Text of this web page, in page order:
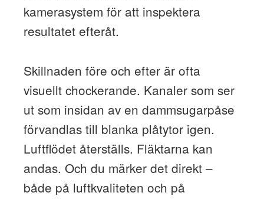
kamerasystem för att inspektera
resultatet efteråt.
Skillnaden före och efter är ofta
visuellt chockerande. Kanaler som ser
ut som insidan av en dammsugarpåse
förvandlas till blanka plåtytor igen.
Luftflödet återställs. Fläktarna kan
andas. Och du märker det direkt –
både på luftkvaliteten och på